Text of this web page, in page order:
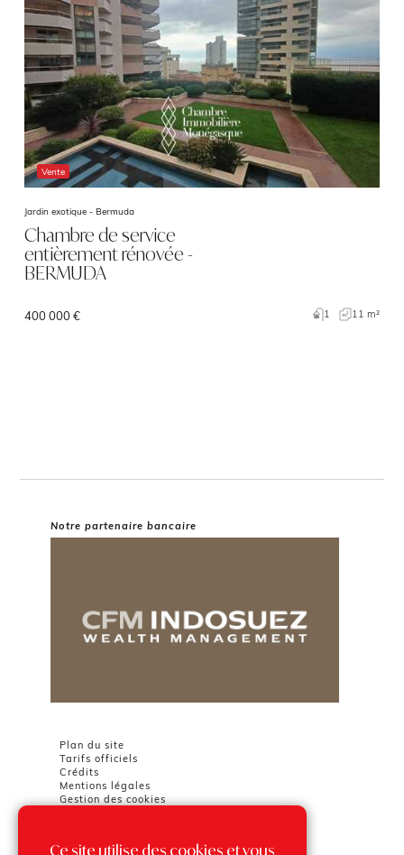
Vente
Jardin exotique - Bermuda
Chambre de service
entièrement rénovée -
BERMUDA
400 000 € 1 11 m²
Notre partenaire bancaire
Plan du site
Tarifs officiels
Crédits
Mentions légales
Gestion des cookies
Chambre Immobilière Monégasque
Ce site utilise des cookies et vous